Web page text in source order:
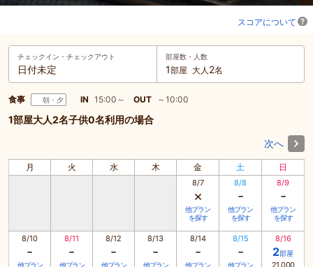
スコアについて
チェックイン・ チェックアウト
日付未定
部屋数・人数
1部屋 大人 2名
食事 朝・夕 IN 15:00～ OUT ～10:00
1部屋大人2名子供0名利用の場合
次へ
月 火 水 木 金 土 日
8/7
×
他プラン
を探す
8/8
-
他プラン
を探す
8/9
-
他プラン
を探す
8/10
-
他プラン
8/11
-
他プラン
8/12
-
他プラン
8/13
-
他プラン
8/14
-
他プラン
8/15
-
他プラン
8/16
2部屋
21,000